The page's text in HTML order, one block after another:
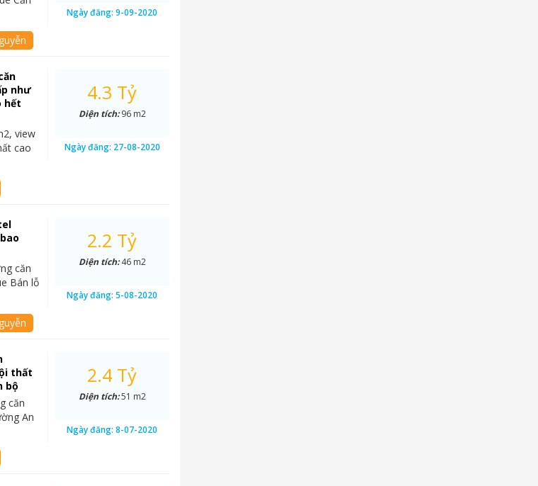
Ngày đăng:9-09-2020
như
hết
view
cao
4.3 Tỷ
Diện tích:96 m2
Ngày đăng: 27-08-2020
căn
Bán lỗ
2.2 Tỷ
Diện tích:46 m2
Ngày đăng:5-08-2020
thất
bộ
căn
An
2.4 Tỷ
Diện tích:51 m2
Ngày đăng:8-07-2020